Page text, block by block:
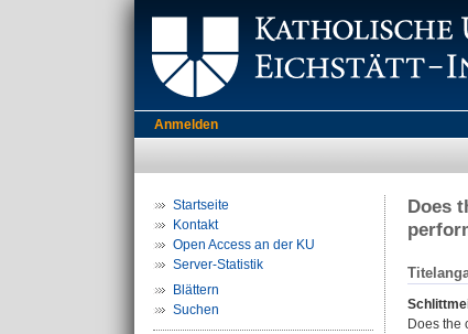
Anmelden
Startseite
Kontakt
Open Access an der KU
Server-Statistik
Blättern
Suchen
Does
Does the